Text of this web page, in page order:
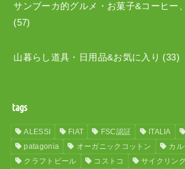
サンブーカ的グルメ・お菓子&コーヒー
(57)
山暮らし道具・日用品&お気に入り (33)
tags
ALESSI FIAT FSC認証 ITALIA
patagonia
オーガニックコットン
カル
クラフトビール
コストコ サイクリン